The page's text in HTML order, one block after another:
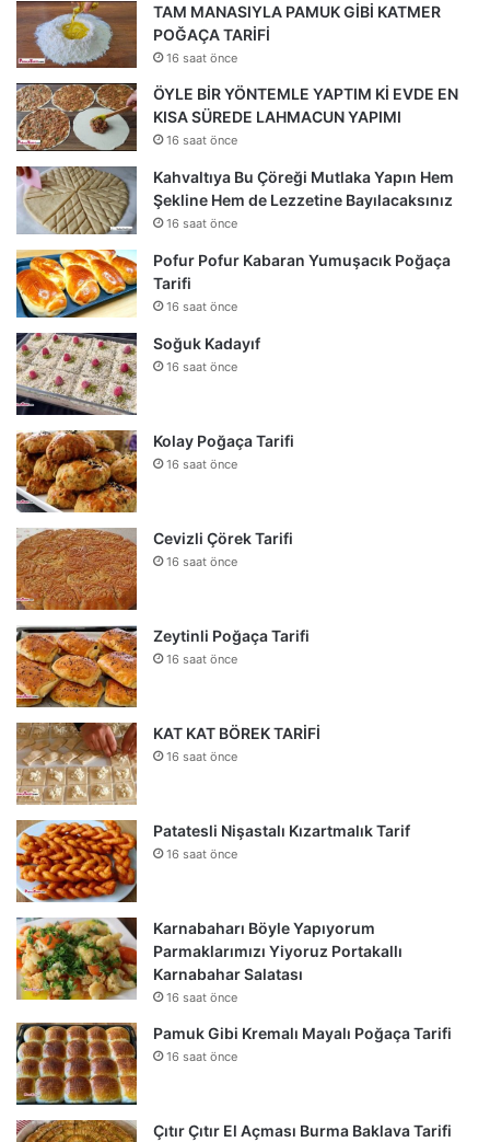
TAM MANASIYLA PAMUK GİBİ KATMER
POĞAÇA TARİFİ
16 saat önce
ÖYLE BİR YÖNTEMLE YAPTIM Kİ EVDE EN
KISA SÜREDE LAHMACUN YAPIMI
16 saat önce
Kahvaltıya Bu Çöreği Mutlaka Yapın Hem
Şekline Hem de Lezzetine Bayılacaksınız
16 saat önce
Pofur Pofur Kabaran Yumuşacık Poğaça
Tarifi
16 saat önce
Soğuk Kadayıf
16 saat önce
Kolay Poğaça Tarifi
16 saat önce
Cevizli Çörek Tarifi
16 saat önce
Zeytinli Poğaça Tarifi
16 saat önce
KAT KAT BÖREK TARİFİ
16 saat önce
Patatesli Nişastalı Kızartmalık Tarif
16 saat önce
Karnabaharı Böyle Yapıyorum
Parmaklarımızı Yiyoruz Portakallı
Karnabahar Salatası
16 saat önce
Pamuk Gibi Kremalı Mayalı Poğaça Tarifi
16 saat önce
Çıtır Çıtır El Açması Burma Baklava Tarifi